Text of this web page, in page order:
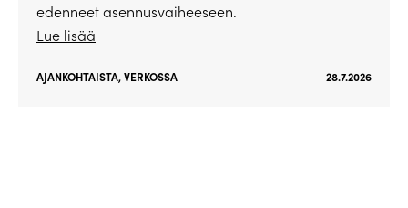
edenneet asennusvaiheeseen.
Lue lisää
AJANKOHTAISTA,VERKOSSA 28.7.2026